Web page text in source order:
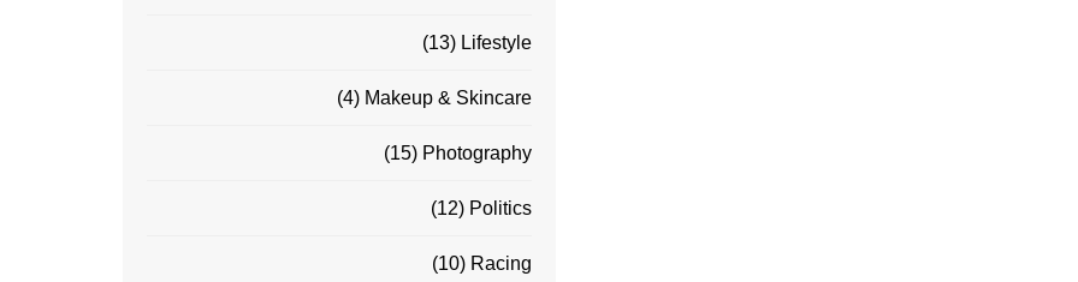
Lifestyle
(13)
Makeup & Skincare
(4)
Photography
(15)
Politics
(12)
Racing
(10)